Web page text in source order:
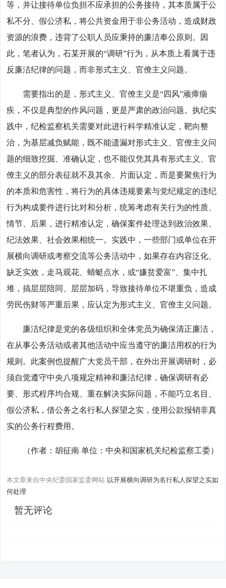
等，并让接待单位负担不应承担的公务接待，其本质属于公
私不分、假公济私，将公共资金用于非公务活动，造成财政
资源的浪费，违背了公职人员应秉持的廉洁奉公原则。因
此，笔者认为，石某开展的“调研”行为，从本质上看属于违
反廉洁纪律的问题，而非形式主义、官僚主义问题。
需要指出的是，形式主义、官僚主义是“四风”顽瘴痼
疾，不仅是典型的作风问题，更是严肃的政治问题。执纪实
践中，纪检监察机关需要对此进行科学精准认定，靶向整
治，为基层减负赋能，既不能遗漏对形式主义、官僚主义问
题的细致挖掘、准确认定，也不能仅凭其具有形式主义、官
僚主义的部分表征就不及其余、片面认定，而是要聚焦行为
的本质和危害性，将行为的具体违规要素与党纪规定的违纪
行为构成要件进行比对和分析，统筹考虑有关行为的性质、
情节、后果，进行精准认定，确保案件处理达到政治效果、
纪法效果、社会效果相统一。实践中，一些部门或单位在开
展横向调研或考察交流等公务活动中，如果存在内容泛化、
缺乏实效，走马观花、蜻蜓点水，或“嫌贫爱富”、集中扎
堆，搞层层陪同、层层加码，导致接待单位不堪重负，造成
劳民伤财等严重后果，应认定为形式主义、官僚主义问题。
廉洁纪律是党的各级组织和全体党员为确保清正廉洁，
在从事公务活动或者其他活动中应当遵守的廉洁用权的行为
规则。此案例也提醒广大党员干部，在外出开展调研时，必
须自觉遵守中央八项规定精神和廉洁纪律，确保调研有必
要、形式程序均合规、重在解决实际问题，不能巧立名目、
假公济私，借公务之名行私人探望之实，使用公款报销非真
实的公务行程费用。
（作者：胡征南 单位：中央和国家机关纪检监察工委）
本文章来自中央纪委国家监委网站 以开展横向调研为名行私人探望之实如
何处理
暂无评论